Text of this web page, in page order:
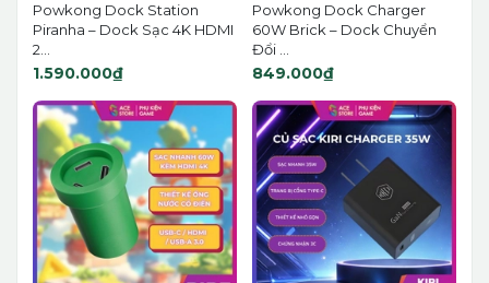
Powkong Dock Station
Piranha – Dock Sạc 4K HDMI
2...
1.590.000₫
Powkong Dock Charger
60W Brick – Dock Chuyển
Đổi ...
849.000₫